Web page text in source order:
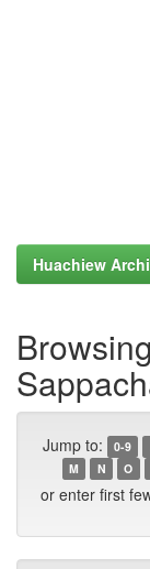
Huachiew
Jump to: 0-9
M
N O
or enter first